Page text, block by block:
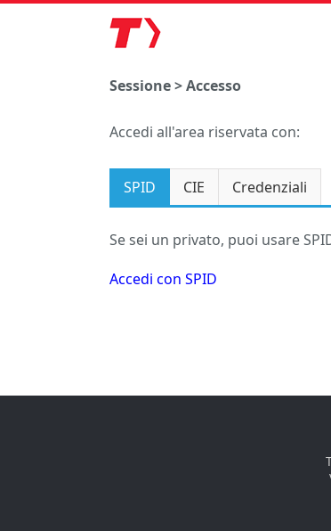
Sessione > Accesso
Accedi all'area riservata con:
SPID CIE Credenziali
Se sei un privato, puoi usare
Accedi con SPID